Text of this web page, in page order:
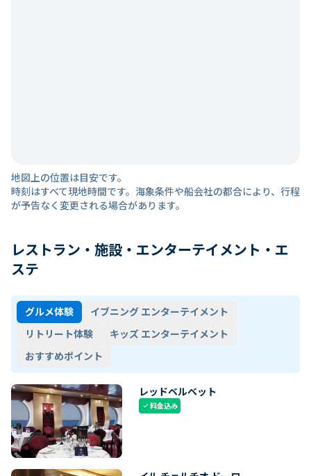
地図上の位置は目安です。
時刻はすべて現地時間です。海象条件や船会社の都合により、行程
が予告なく変更される場合があります。
レストラン・施設・エンターテイメント・エ
ステ
グルメ体験
イブニング エンターテイメント
リトリート体験
キッズ エンターテイメント
おすすめポイント
レッドベルベット
check料金込み